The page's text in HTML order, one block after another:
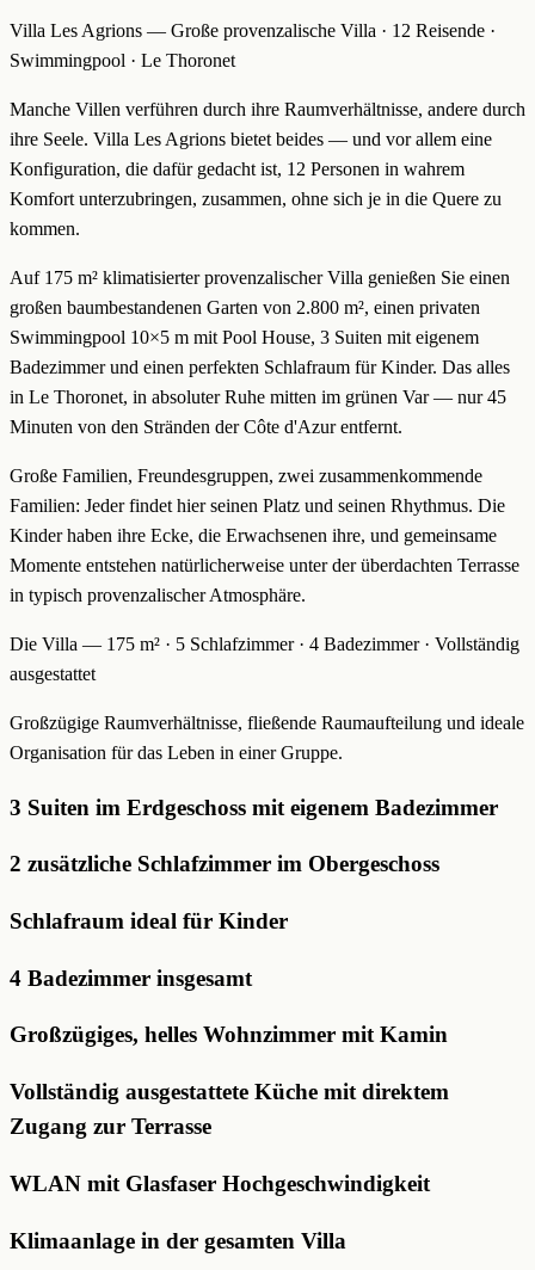
Villa Les Agrions — Große provenzalische Villa · 12 Reisende ·
Swimmingpool · Le Thoronet
Manche Villen verführen durch ihre Raumverhältnisse, andere durch
ihre Seele. Villa Les Agrions bietet beides — und vor allem eine
Konfiguration, die dafür gedacht ist, 12 Personen in wahrem
Komfort unterzubringen, zusammen, ohne sich je in die Quere zu
kommen.
Auf 175 m² klimatisierter provenzalischer Villa genießen Sie einen
großen baumbestandenen Garten von 2.800 m², einen privaten
Swimmingpool 10×5 m mit Pool House, 3 Suiten mit eigenem
Badezimmer und einen perfekten Schlafraum für Kinder. Das alles
in Le Thoronet, in absoluter Ruhe mitten im grünen Var — nur 45
Minuten von den Stränden der Côte d'Azur entfernt.
Große Familien, Freundesgruppen, zwei zusammenkommende
Familien: Jeder findet hier seinen Platz und seinen Rhythmus. Die
Kinder haben ihre Ecke, die Erwachsenen ihre, und gemeinsame
Momente entstehen natürlicherweise unter der überdachten Terrasse
in typisch provenzalischer Atmosphäre.
Die Villa — 175 m² · 5 Schlafzimmer · 4 Badezimmer · Vollständig
ausgestattet
Großzügige Raumverhältnisse, fließende Raumaufteilung und ideale
Organisation für das Leben in einer Gruppe.
3 Suiten im Erdgeschoss mit eigenem Badezimmer
2 zusätzliche Schlafzimmer im Obergeschoss
Schlafraum ideal für Kinder
4 Badezimmer insgesamt
Großzügiges, helles Wohnzimmer mit Kamin
Vollständig ausgestattete Küche mit direktem
Zugang zur Terrasse
WLAN mit Glasfaser Hochgeschwindigkeit
Klimaanlage in der gesamten Villa